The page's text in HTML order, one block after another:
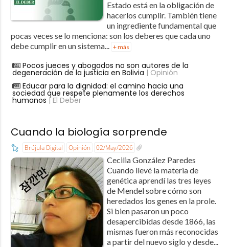
Estado está en la obligación de
hacerlos cumplir. También tiene
un ingrediente fundamental que
pocas veces se lo menciona: son los deberes que cada uno
debe cumplir en un sistema... + más
Pocos jueces y abogados no son autores de la
degeneración de la justicia en Bolivia | Opinión
Educar para la dignidad: el camino hacia una
sociedad que respete plenamente los derechos
humanos | El Deber
Cuando la biología sorprende
Brújula Digital Opinión 02/May/2026
Cecilia González Paredes ​​
Cuando llevé la materia de
genética aprendí las tres leyes
de Mendel sobre cómo son
heredados los genes en la prole.
Si bien pasaron un poco
desapercibidas desde 1866, las
mismas fueron más reconocidas
a partir del nuevo siglo y desde...